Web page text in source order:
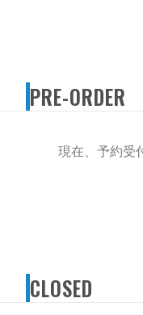
PRE-ORDER
現在、予約受
CLOSED